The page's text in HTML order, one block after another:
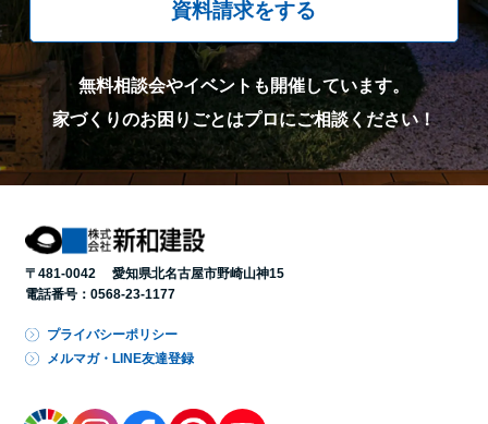
資料請求をする
無料相談会やイベントも開催しています。
家づくりのお困りごとはプロにご相談ください！
〒481-0042 愛知県北名古屋市野崎山神15
電話番号： 0568-23-1177
プライバシーポリシー
メルマガ・LINE友達登録